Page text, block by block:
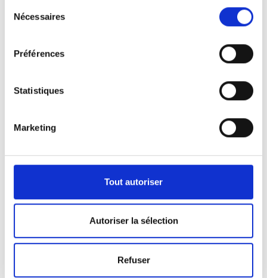
Nécessaires
Préférences
Statistiques
Marketing
Tout autoriser
Autoriser la sélection
Refuser
Pour répondre aux demandes de notre clientèle,
véhicules.
Que ça soit pour l’activité de pompes funèbres ou